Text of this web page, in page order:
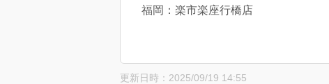
福岡：楽市楽座行橋店
更新日時：2025/09/19 14:55